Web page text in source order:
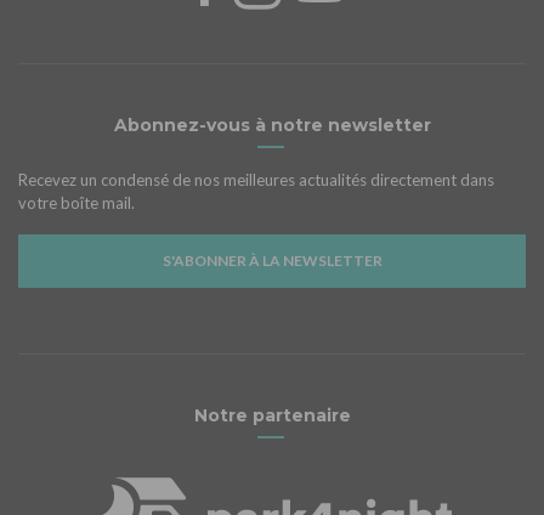
Abonnez-vous à notre newsletter
Recevez un condensé de nos meilleures actualités directement dans
votre boîte mail.
S'ABONNER À LA NEWSLETTER
Notre partenaire